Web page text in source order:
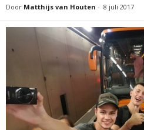
Door Matthijs van Houten - 8 juli 2017